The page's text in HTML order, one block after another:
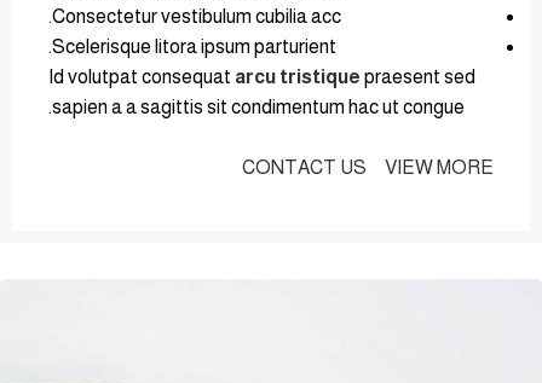
Consectetur vestibulum cubilia acc.
Scelerisque litora ipsum parturient.
Id volutpat consequat arcu tristique praesent sed
sapien a a sagittis sit condimentum hac ut congue.
VIEW MORE
CONTACT US